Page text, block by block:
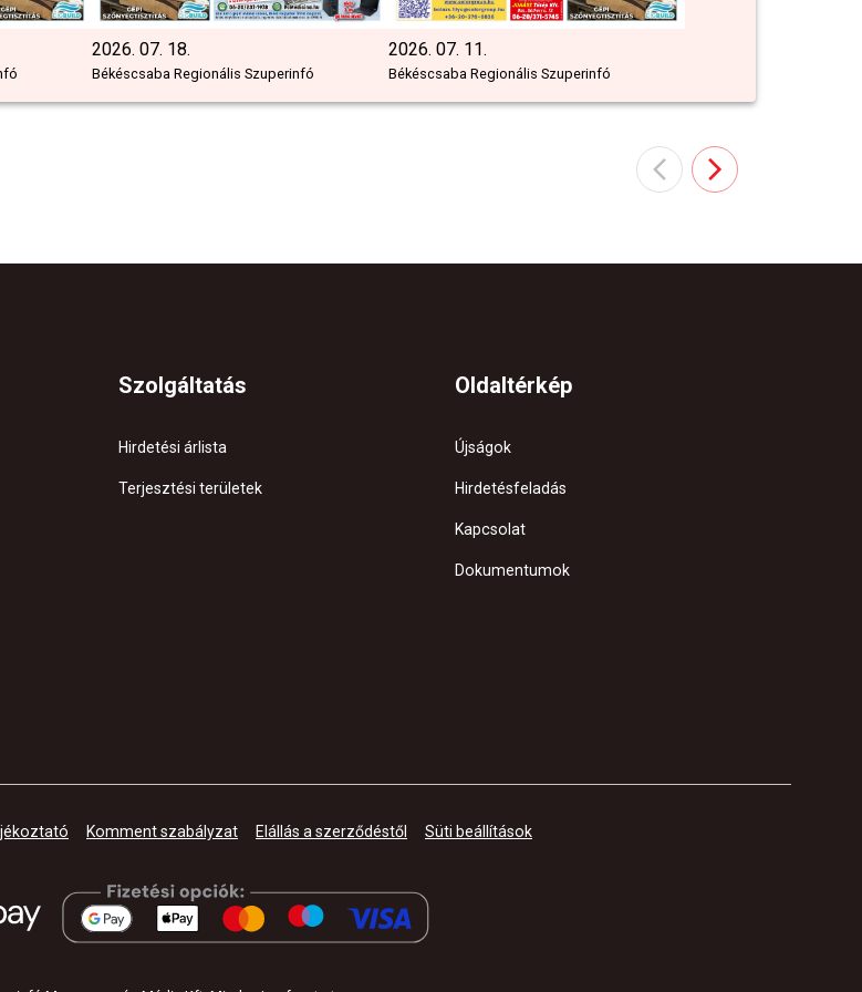
2026. 07. 18.
Békéscsaba Regionális Szuperinfó
2026. 07. 11.
Békéscsaba Regionális Szuperinfó
Szolgáltatás
Hirdetési árlista
Terjesztési területek
Oldaltérkép
Újságok
Hirdetésfeladás
Kapcsolat
Dokumentumok
Komment szabályzat Elállás a szerződéstől Süti beállítások